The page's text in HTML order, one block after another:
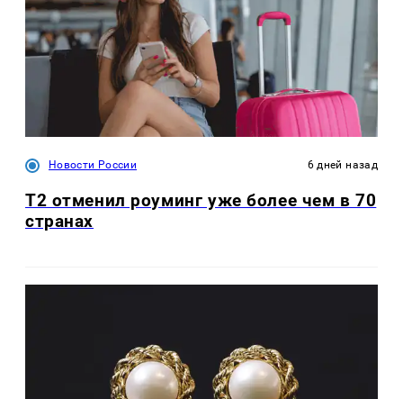
Новости России 6 дней назад
Т2 отменил роуминг уже более чем в 70
странах